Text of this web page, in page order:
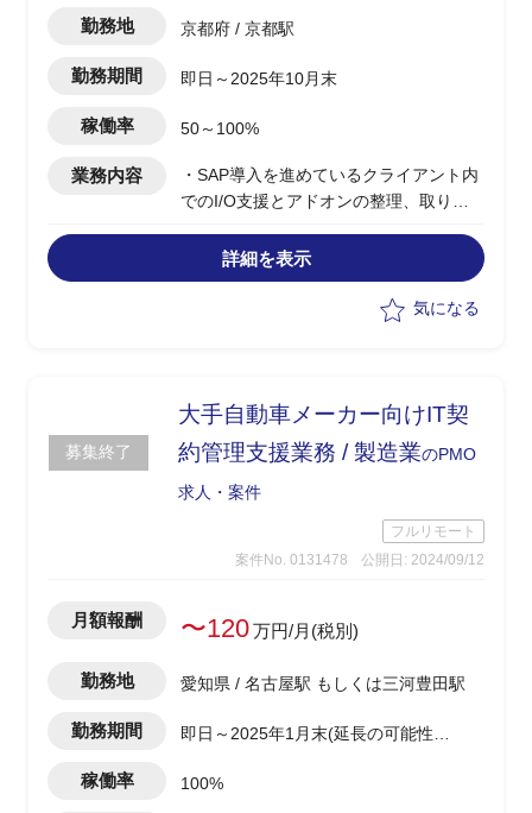
勤務地 京都府 / 京都駅
勤務期間 即日～2025年10月末
稼働率 50～100%
業務内容
・SAP導入を進めているクライアント内
でのI/O支援とアドオンの整理、取りま
・会計領域のモジュールが対象、
Informaticaベースのデータハブが存在
し、周辺システムは他PKGやホスト、ス
・帳票関連のExcel整備、ユーザーマニ
ュアル作成支援
詳細を表示
気になる
募集終了
大手自動車メーカー向けIT契
約管理支援業務 / 製造業のPMO
求人・案件
フルリモート
案件No. 0131478
公開日: 2024/09/12
月額報酬 〜120万円/月(税別)
勤務地 愛知県 / 名古屋駅 もしくは三河豊田駅
勤務期間
即日～2025年1月末(延長の可能性あ
稼働率 100%